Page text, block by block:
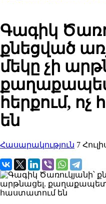
Գագիկ
քնեցված
մեկը չի
հերքում,
են
Հասարակություն 7